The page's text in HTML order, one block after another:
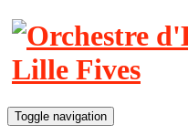
Toggle navigation